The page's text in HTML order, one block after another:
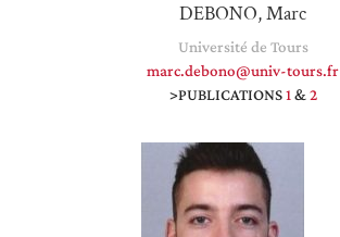
DEBONO, Marc
Université de Tours
marc.debono@univ-tours.fr
>PUBLICATIONS1&2